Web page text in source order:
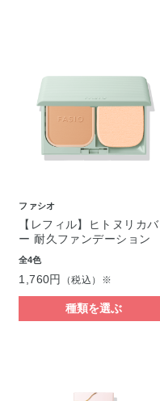
ファシオ
【レフィル】ヒトヌリカバ
ー 耐久ファンデーション
全4色
1,760円 （税込）※
種類を選ぶ